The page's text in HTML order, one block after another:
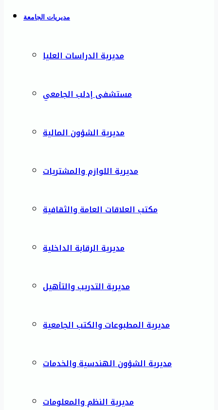
مديريات الجامعة
مديرية الدراسات العليا
مستشفى إدلب الجامعي
مديرية الشؤون المالية
مديرية اللوازم والمشتريات
مكتب العلاقات العامة والثقافية
مديرية الرقابة الداخلية
مديرية التدريب والتأهيل
مديرية المطبوعات والكتب الجامعية
مديرية الشؤون الهندسية والخدمات
مديرية النظم والمعلومات